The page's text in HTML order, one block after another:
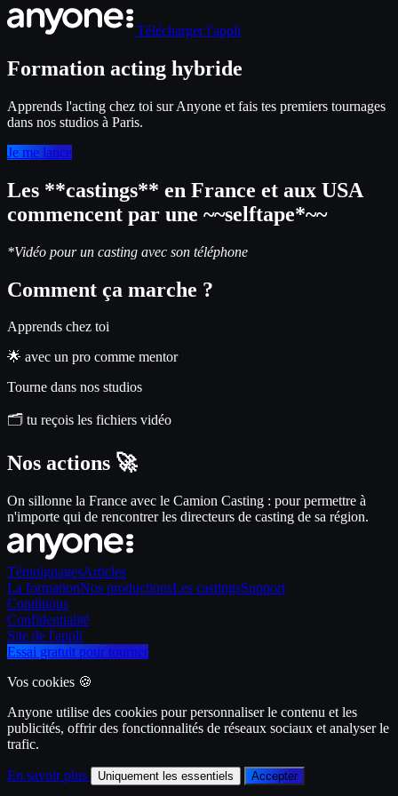
Télécharger l'appli
Formation acting hybride
Apprends l'acting chez toi sur Anyone et fais tes premiers tournages
dans nos studios à Paris.
Je me lance
Les **castings** en France et aux USA
commencent par une ~~selftape*~~
*Vidéo pour un casting avec son téléphone
Comment ça marche ?
Apprends chez toi
🌟 avec un pro comme mentor
Tourne dans nos studios
🗂️ tu reçois les fichiers vidéo
Nos actions 🚀
On sillonne la France avec le Camion Casting : pour permettre à
n'importe qui de rencontrer les directeurs de casting de sa région.
TémoignagesArticles
La formationNos productionsLes castingsSupport
Conditions
Confidentialité
Site de l'appli
Essai gratuit pour tourner
Vos cookies 🍪
Anyone utilise des cookies pour personnaliser le contenu et les
publicités, offrir des fonctionnalités de réseaux sociaux et analyser le
trafic.
En savoir plus Uniquement les essentiels Accepter